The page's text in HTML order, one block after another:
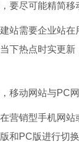
要尽可能精简移
站需要企业站
下热点时实更
移动网站与PC
营销型手机网
和PC版进行切